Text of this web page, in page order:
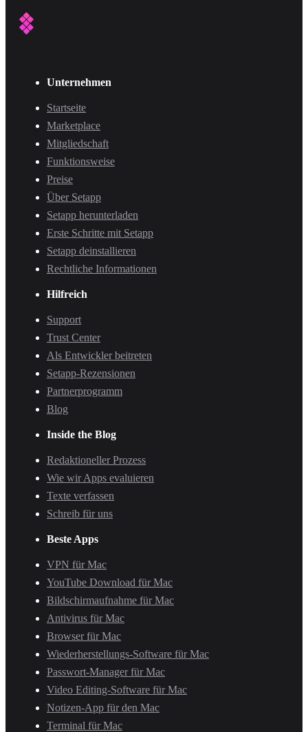
Unternehmen
Startseite
Marketplace
Mitgliedschaft
Funktionsweise
Preise
Über Setapp
Setapp herunterladen
Erste Schritte mit Setapp
Setapp deinstallieren
Rechtliche Informationen
Hilfreich
Support
Trust Center
Als Entwickler beitreten
Setapp-Rezensionen
Partnerprogramm
Blog
Inside the Blog
Redaktioneller Prozess
Wie wir Apps evaluieren
Texte verfassen
Schreib für uns
Beste Apps
VPN für Mac
YouTube Download für Mac
Bildschirmaufnahme für Mac
Antivirus für Mac
Browser für Mac
Wiederherstellungs-Software für Mac
Passwort-Manager für Mac
Video Editing-Software für Mac
Notizen-App für den Mac
Terminal für Mac